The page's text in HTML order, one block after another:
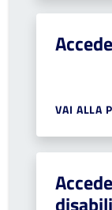
VAI ALLA